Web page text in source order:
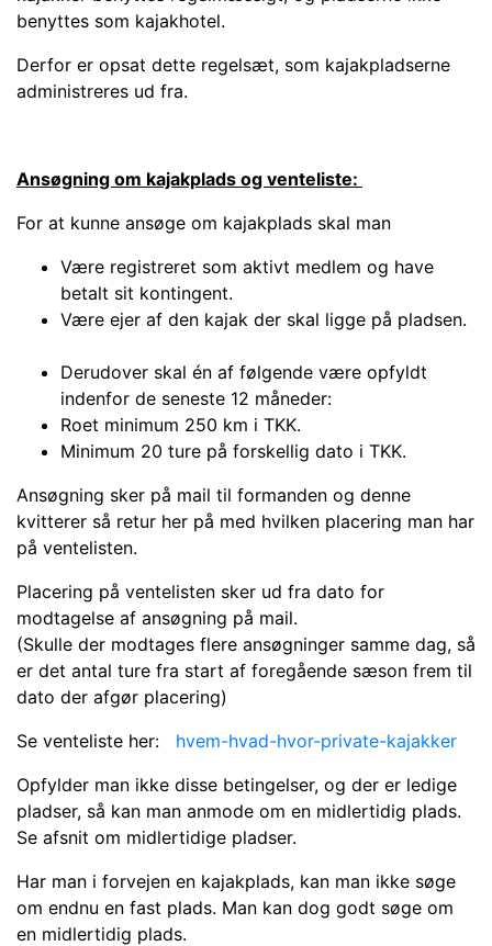
benyttes som kajakhotel.
Derfor er opsat dette regelsæt, som kajakpladserne
administreres ud fra.
Ansøgning om kajakplads og venteliste:
For at kunne ansøge om kajakplads skal man
Være registreret som aktivt medlem og have
betalt sit kontingent.
Være ejer af den kajak der skal ligge på pladsen.
Derudover skal én af følgende være opfyldt
indenfor de seneste 12 måneder:
Roet minimum 250 km i TKK.
Minimum 20 ture på forskellig dato i TKK.
Ansøgning sker på mail til formanden og denne
kvitterer så retur her på med hvilken placering man har
på ventelisten.
Placering på ventelisten sker ud fra dato for
modtagelse af ansøgning på mail.
(Skulle der modtages flere ansøgninger samme dag, så
er det antal ture fra start af foregående sæson frem til
dato der afgør placering)
Se venteliste her: hvem-hvad-hvor-private-kajakker
Opfylder man ikke disse betingelser, og der er ledige
pladser, så kan man anmode om en midlertidig plads.
Se afsnit om midlertidige pladser.
Har man i forvejen en kajakplads, kan man ikke søge
om endnu en fast plads. Man kan dog godt søge om
en midlertidig plads.